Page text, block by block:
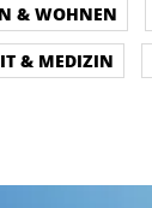
& WOHNEN
& MEDIZIN